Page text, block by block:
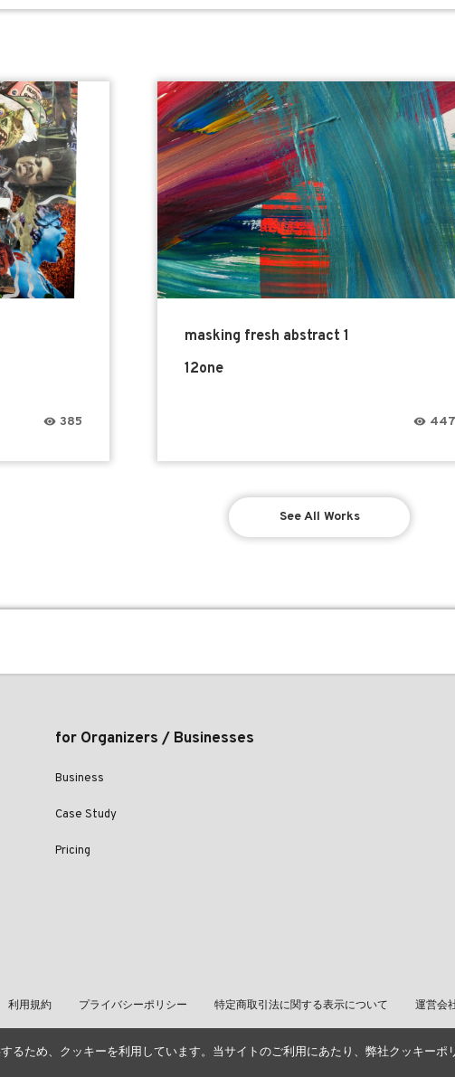
385
masking fresh abstract 1
12one
447
See All Works
for Organizers / Businesses
Business
Case Study
Pricing
利用規約 プライバシーポリシー 特定商取引法に関する表示について 運営会
るため、クッキーを利用しています。当サイトのご利用にあたり、弊社クッキーポ